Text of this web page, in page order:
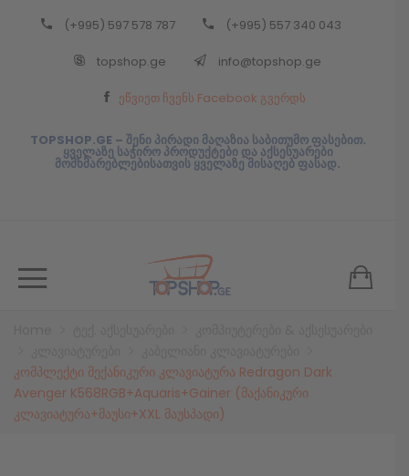
(+995) 597 578 787 (+995) 557 340 043
topshop.ge info@topshop.ge
ეწვიეთ ჩვენს Facebook გვერდს
TOPSHOP.GE – შენი პირადი მაღაზია საბითუმო ფასებით.
ყველაზე საჭირო პროდუქტები და აქსესუარები
მომხმარებლებისათვის ყველაზე მისაღებ ფასად.
კომპლექტი მექანიკური კლავიატურა Redragon Dark
Avenger K568RGB+Aquaris+Gainer (მაქანიკური
კლავიატურა+მაუსი+XXL მაუსპადი)
Back